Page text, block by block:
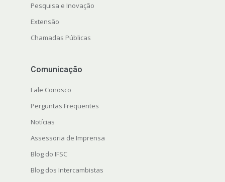
Pesquisa e Inovação
Extensão
Chamadas Públicas
Comunicação
Fale Conosco
Perguntas Frequentes
Notícias
Assessoria de Imprensa
Blog do IFSC
Blog dos Intercambistas